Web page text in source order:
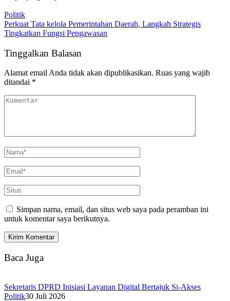
Politik
Perkuat Tata kelola Pemerintahan Daerah, Langkah Strategis
Tingkatkan Fungsi Pengawasan
Tinggalkan Balasan
Alamat email Anda tidak akan dipublikasikan. Ruas yang wajib
ditandai *
Simpan nama, email, dan situs web saya pada peramban ini
untuk komentar saya berikutnya.
Baca Juga
Sekretaris DPRD Inisiasi Layanan Digital Bertajuk Si-Akses
Politik30 Juli 2026